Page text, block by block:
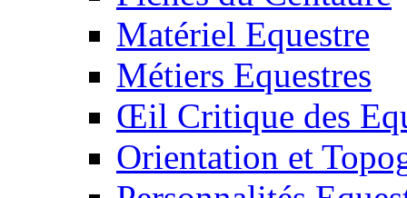
Matériel Equestre
Métiers Equestres
Œil Critique des
Orientation et